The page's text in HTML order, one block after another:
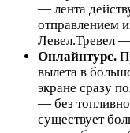
— лента
отправлением
Левел.Тревел
Онлайнтурс.
вылета в
экране сразу
— без
существует